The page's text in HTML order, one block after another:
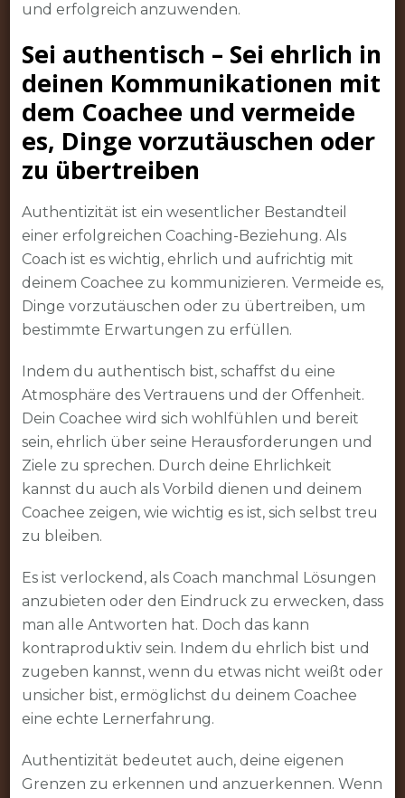
und erfolgreich anzuwenden.
Sei authentisch – Sei ehrlich in
deinen Kommunikationen mit
dem Coachee und vermeide
es, Dinge vorzutäuschen oder
zu übertreiben
Authentizität ist ein wesentlicher Bestandteil
einer erfolgreichen Coaching-Beziehung. Als
Coach ist es wichtig, ehrlich und aufrichtig mit
deinem Coachee zu kommunizieren. Vermeide es,
Dinge vorzutäuschen oder zu übertreiben, um
bestimmte Erwartungen zu erfüllen.
Indem du authentisch bist, schaffst du eine
Atmosphäre des Vertrauens und der Offenheit.
Dein Coachee wird sich wohlfühlen und bereit
sein, ehrlich über seine Herausforderungen und
Ziele zu sprechen. Durch deine Ehrlichkeit
kannst du auch als Vorbild dienen und deinem
Coachee zeigen, wie wichtig es ist, sich selbst treu
zu bleiben.
Es ist verlockend, als Coach manchmal Lösungen
anzubieten oder den Eindruck zu erwecken, dass
man alle Antworten hat. Doch das kann
kontraproduktiv sein. Indem du ehrlich bist und
zugeben kannst, wenn du etwas nicht weißt oder
unsicher bist, ermöglichst du deinem Coachee
eine echte Lernerfahrung.
Authentizität bedeutet auch, deine eigenen
Grenzen zu erkennen und anzuerkennen. Wenn